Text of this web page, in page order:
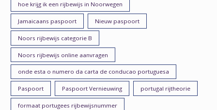
hoe krijg ik een rijbewijs in Noorwegen
Jamaicaans paspoort Nieuw paspoort
Noors rijbewijs categorie B
Noors rijbewijs online aanvragen
onde esta o numero da carta de conducao portuguesa
Paspoort Paspoort Vernieuwing portugal rijtheorie
formaat portugees rijbewijsnummer